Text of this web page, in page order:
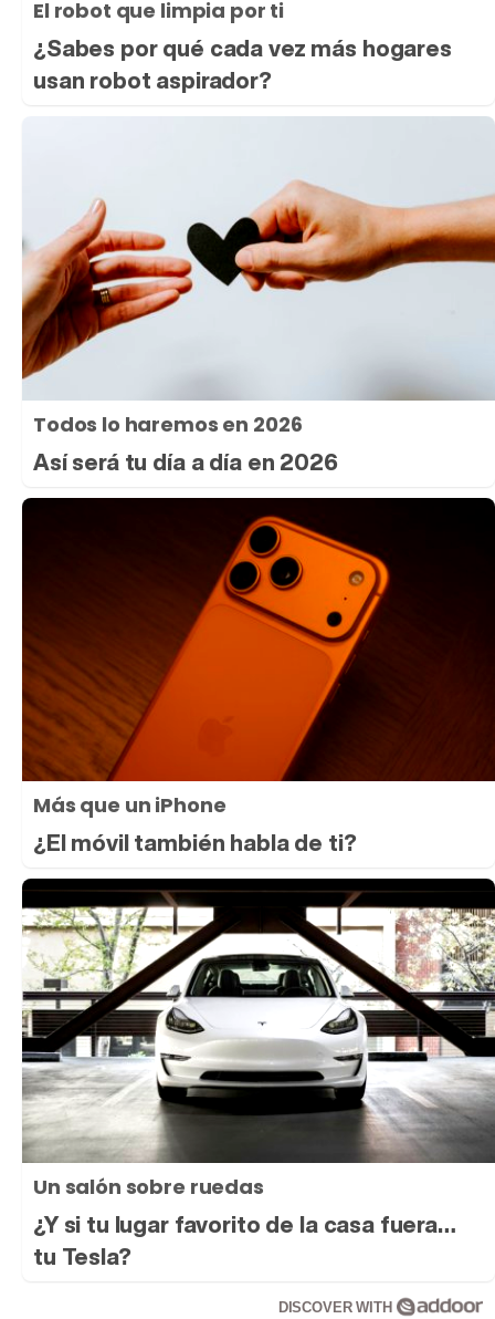
El robot que limpia por ti
¿Sabes por qué cada vez más hogares
usan robot aspirador?
Todos lo haremos en 2026
Así será tu día a día en 2026
Más que un iPhone
¿El móvil también habla de ti?
Un salón sobre ruedas
¿Y si tu lugar favorito de la casa fuera…
tu Tesla?
DISCOVER WITH